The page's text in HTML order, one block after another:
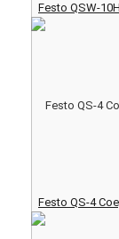
Festo QSW-
Festo QS-4